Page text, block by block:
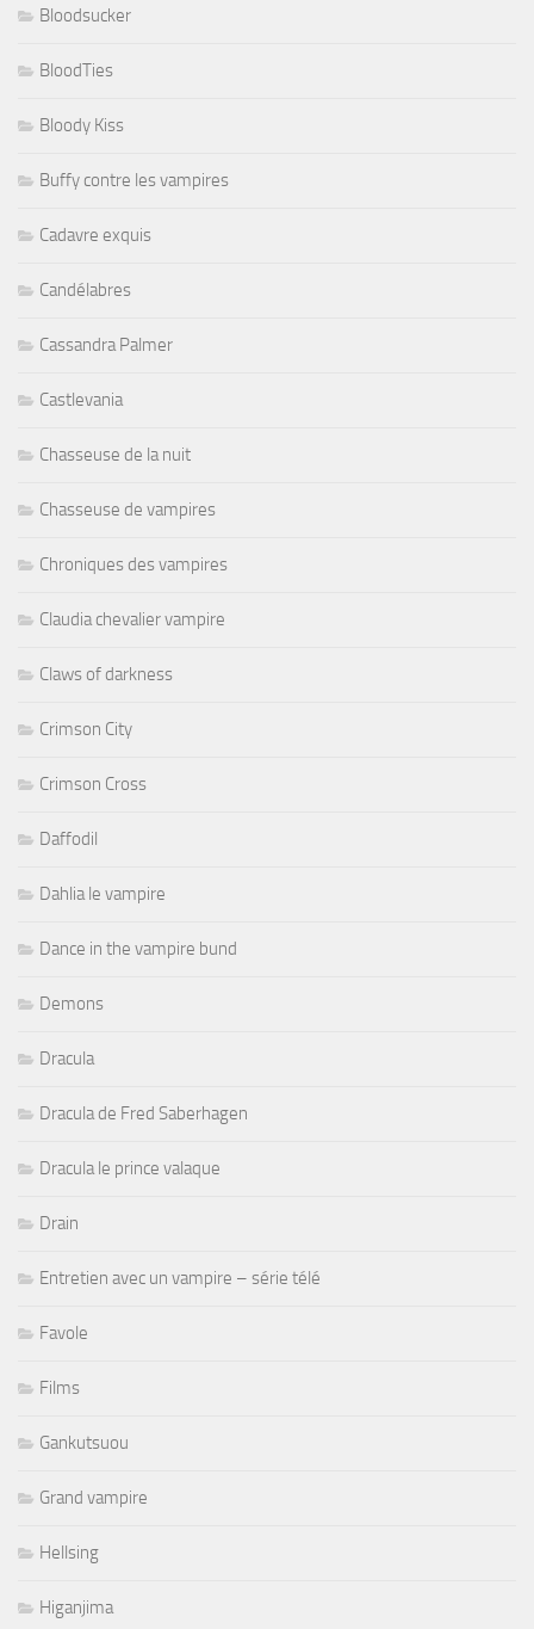
Bloodsucker
BloodTies
Bloody Kiss
Buffy contre les vampires
Cadavre exquis
Candélabres
Cassandra Palmer
Castlevania
Chasseuse de la nuit
Chasseuse de vampires
Chroniques des vampires
Claudia chevalier vampire
Claws of darkness
Crimson City
Crimson Cross
Daffodil
Dahlia le vampire
Dance in the vampire bund
Demons
Dracula
Dracula de Fred Saberhagen
Dracula le prince valaque
Drain
Entretien avec un vampire – série télé
Favole
Films
Gankutsuou
Grand vampire
Hellsing
Higanjima